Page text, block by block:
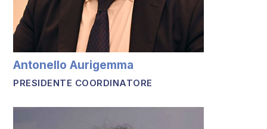
Antonello Aurigemma
PRESIDENTE COORDINATORE